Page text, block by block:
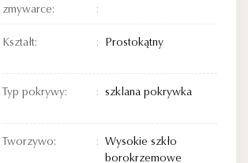
zmywarce:
Kształt: Prostokątny
Typ pokrywy: szklana pokrywka
Tworzywo:
Wysokie szkło
borokrzemowe